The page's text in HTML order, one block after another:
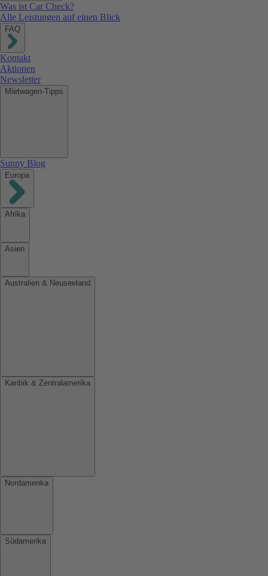
Was ist Car Check?
Alle Leistungen auf einen Blick
FAQ
Kontakt
Aktionen
Newsletter
Mietwagen-Tipps
Sunny Blog
Europa
Afrika
Asien
Australien & Neuseeland
Karibik & Zentralamerika
Nordamerika
Südamerika